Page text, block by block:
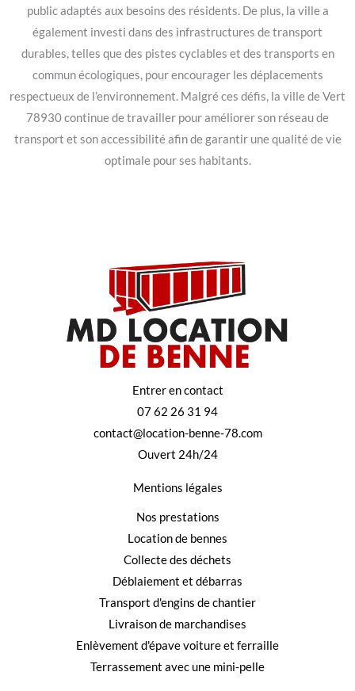
public adaptés aux besoins des résidents. De plus, la ville a
également investi dans des infrastructures de transport
durables, telles que des pistes cyclables et des transports en
commun écologiques, pour encourager les déplacements
respectueux de l’environnement. Malgré ces défis, la ville de Vert
78930 continue de travailler pour améliorer son réseau de
transport et son accessibilité afin de garantir une qualité de vie
optimale pour ses habitants.
Entrer en contact
07 62 26 31 94
contact@location-benne-78.com
Ouvert 24h/24
Mentions légales
Nos prestations
Location de bennes
Collecte des déchets
Déblaiement et débarras
Transport d'engins de chantier
Livraison de marchandises
Enlèvement d'épave voiture et ferraille
Terrassement avec une mini-pelle